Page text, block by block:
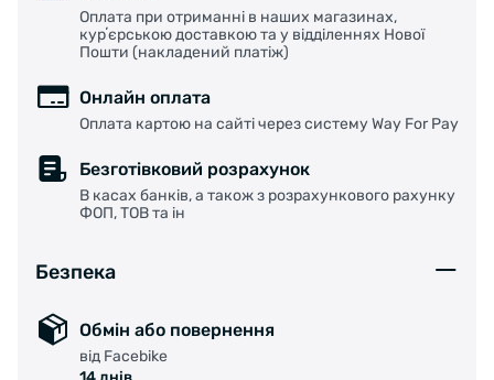
Оплата при отриманні в наших магазинах,
курʼєрською доставкою та у відділеннях Нової
Пошти (накладений платіж)
Онлайн оплата
Оплата картою на сайті через систему Way For Pay
Безготівковий розрахунок
В касах банків, а також з розрахункового рахунку
ФОП, ТОВ та ін
Безпека
Обмін або повернення
від Facebike